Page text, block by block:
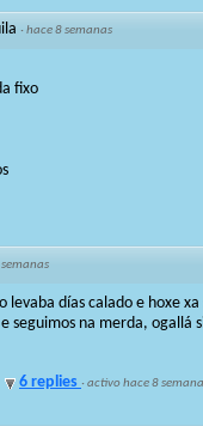
·hace 8 semanas
fixo
levaba días calado e hoxe
seguimos na merda, ogallá
6 replies ·activo hace 8